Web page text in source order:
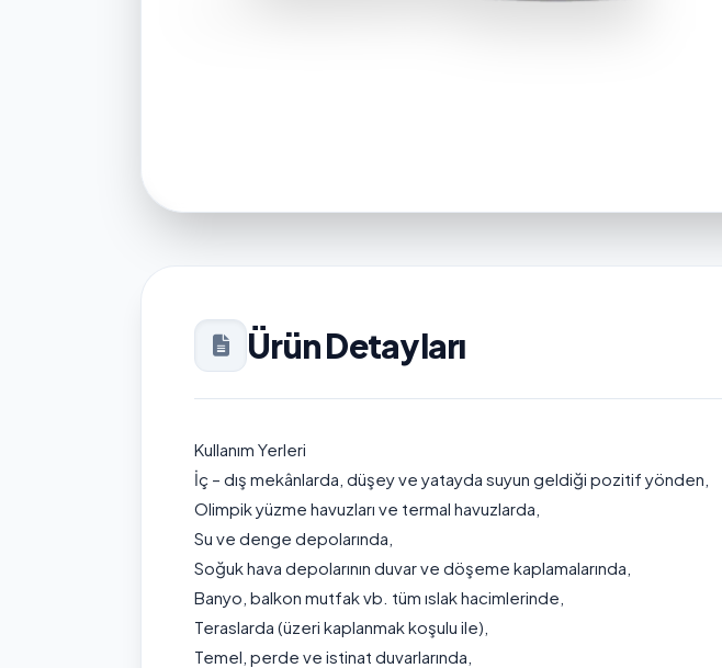
Ürün Detayları
Kullanım Yerleri
İç – dış mekânlarda, düşey ve yatayda suyun geldiği pozitif yönden,
Olimpik yüzme havuzları ve termal havuzlarda,
Su ve denge depolarında,
Soğuk hava depolarının duvar ve döşeme kaplamalarında,
Banyo, balkon mutfak vb. tüm ıslak hacimlerinde,
Teraslarda (üzeri kaplanmak koşulu ile),
Temel, perde ve istinat duvarlarında,